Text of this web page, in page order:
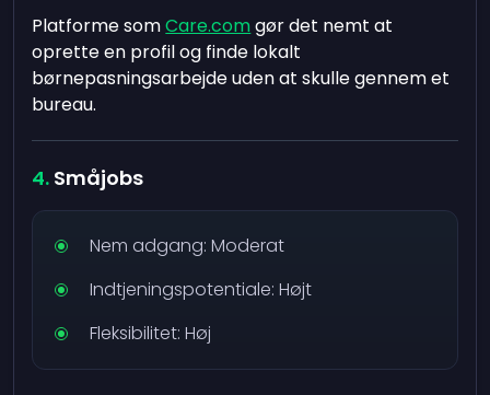
Platforme somCare.comgør det nemt at
oprette en profil og finde lokalt
børnepasningsarbejde uden at skulle gennem et
bureau.
Småjobs
Nem adgang: Moderat
Indtjeningspotentiale: Højt
Fleksibilitet: Høj